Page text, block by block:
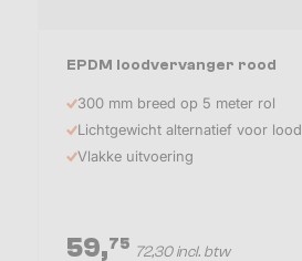
EPDM loodvervanger rood
300 mm breed op 5 meter rol
Lichtgewicht alternatief voor lood
Vlakke uitvoering
59,75 72,30 incl. btw